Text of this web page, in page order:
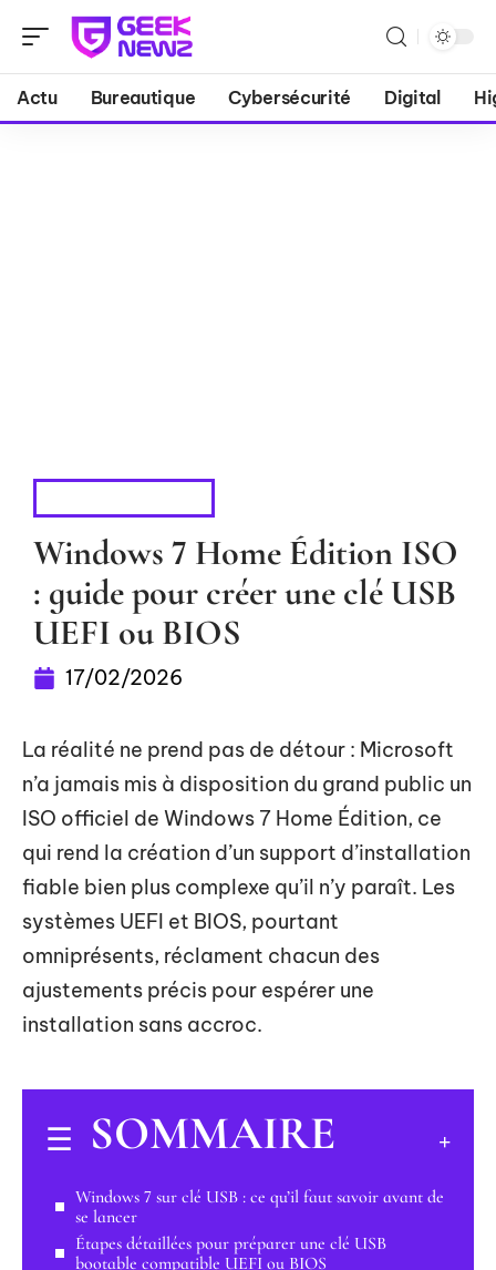
Actu Bureautique Cybersécurité Digital
Windows 7 Home Édition ISO
: guide pour créer une clé USB
UEFI ou BIOS
17/02/2026
La réalité ne prend pas de détour : Microsoft
n’a jamais mis à disposition du grand public un
ISO officiel de Windows 7 Home Édition, ce
qui rend la création d’un support d’installation
fiable bien plus complexe qu’il n’y paraît. Les
systèmes UEFI et BIOS, pourtant
omniprésents, réclament chacun des
ajustements précis pour espérer une
installation sans accroc.
SOMMAIRE
Windows 7 sur clé USB : ce qu’il faut savoir avant de
se lancer
Étapes détaillées pour préparer une clé USB
bootable compatible UEFI ou BIOS